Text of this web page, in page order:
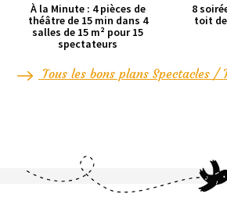
À la Minute : 4 pièces de
théâtre de 15 min dans 4
salles de 15 m² pour 15
spectateurs
8
toit
Tous les bons plans Spectacles